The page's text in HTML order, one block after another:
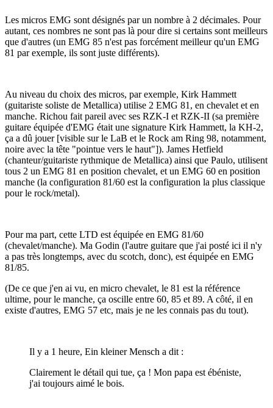
Les micros EMG sont désignés par un nombre à 2 décimales. Pour
autant, ces nombres ne sont pas là pour dire si certains sont meilleurs
que d'autres (un EMG 85 n'est pas forcément meilleur qu'un EMG
81 par exemple, ils sont juste différents).
Au niveau du choix des micros, par exemple, Kirk Hammett
(guitariste soliste de Metallica) utilise 2 EMG 81, en chevalet et en
manche. Richou fait pareil avec ses RZK-I et RZK-II (sa première
guitare équipée d'EMG était une signature Kirk Hammett, la KH-2,
ça a dû jouer [visible sur le LaB et le Rock am Ring 98, notamment,
noire avec la tête "pointue vers le haut"]). James Hetfield
(chanteur/guitariste rythmique de Metallica) ainsi que Paulo, utilisent
tous 2 un EMG 81 en position chevalet, et un EMG 60 en position
manche (la configuration 81/60 est la configuration la plus classique
pour le rock/metal).
Pour ma part, cette LTD est équipée en EMG 81/60
(chevalet/manche). Ma Godin (l'autre guitare que j'ai posté ici il n'y
a pas très longtemps, avec du scotch, donc), est équipée en EMG
81/85.
(De ce que j'en ai vu, en micro chevalet, le 81 est la référence
ultime, pour le manche, ça oscille entre 60, 85 et 89. A côté, il en
existe d'autres, EMG 57 etc, mais je ne les connais pas du tout).
Il y a 1 heure, Ein kleiner Mensch a dit :
Clairement le détail qui tue, ça ! Mon papa est ébéniste,
j'ai toujours aimé le bois.